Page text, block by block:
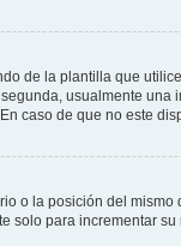
de la plantilla que
usualmente
caso de que no este
la posición del
para incrementar